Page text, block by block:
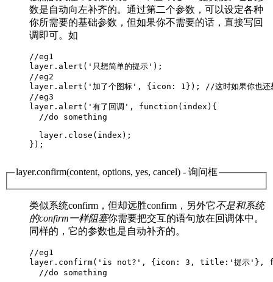
数是自动向左补齐的。通过第二个参数，可以设定各种
你所需要的基础参数，但如果你不需要的话，直接写回
调即可。如
//eg1
layer.alert('只想简单的提示');
//eg2
layer.alert('加了个图标', {icon: 1}); //这时如果你也还想执
//eg3
layer.alert('有了回调', function(index){
  //do something
  layer.close(index);
});
layer.confirm(content, options, yes, cancel) - 询问框
类似系统confirm，但却远胜confirm，另外它不是和系统
的confirm一样阻塞你需要把交互的语句放在回调体中。
同样的，它的参数也是自动补齐的。
//eg1
layer.confirm('is not?', {icon: 3, title:'提示'},
  //do something